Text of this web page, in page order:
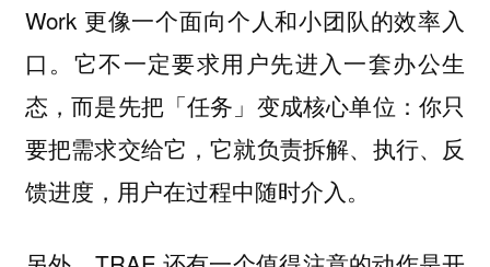
Work 更像一个面向个人和小团队的效率入
口。它不一定要求用户先进入一套办公生
态，而是先把「任务」变成核心单位：你只
要把需求交给它，它就负责拆解、执行、反
馈进度，用户在过程中随时介入。